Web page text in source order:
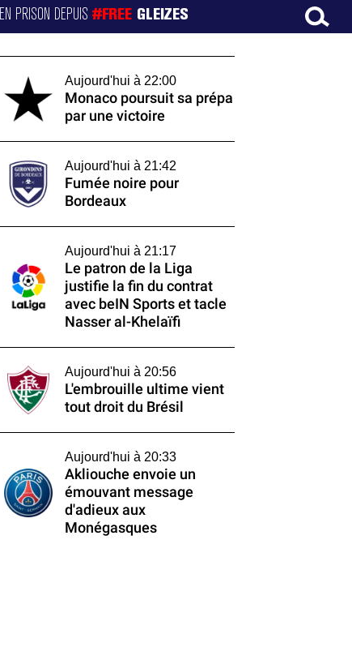
EN PRISON DEPUIS#FREE GLEIZES
Aujourd'hui à 22:00
Monaco poursuit sa prépa
par une victoire
Aujourd'hui à 21:42
Fumée noire pour
Bordeaux
Aujourd'hui à 21:17
Le patron de la Liga
justifie la fin du contrat
avec beIN Sports et tacle
Nasser al-Khelaïfi
Aujourd'hui à 20:56
L'embrouille ultime vient
tout droit du Brésil
Aujourd'hui à 20:33
Akliouche envoie un
émouvant message
d'adieux aux
Monégasques